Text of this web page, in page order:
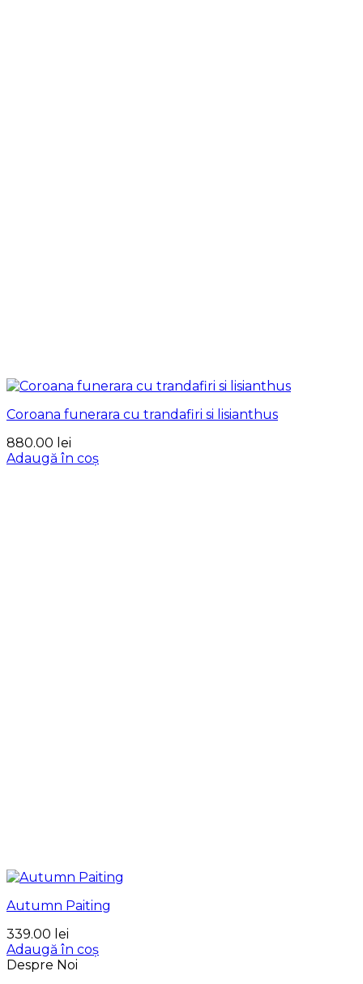
Coroana funerara cu trandafiri si lisianthus
880.00 lei
Adaugă în coș
Autumn Paiting
339.00 lei
Adaugă în coș
Despre Noi